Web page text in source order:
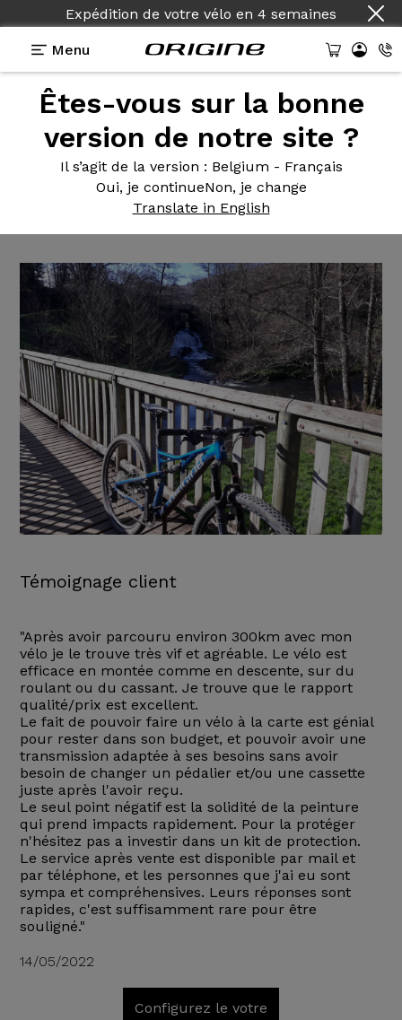
Expédition de votre vélo en 4 semaines
Menu
Êtes-vous sur la bonne
version de notre site ?
Il s’agit de la version : Belgium - Français
Oui, je continueNon, je change
Translate in English
Témoignages>Naja - Shimano SLX - Roues
Naja -Shimano SLX - Roues
Fulcrum Red Zone 500
Témoignage client
"Après avoir parcouru environ 300km avec mon
vélo je le trouve très vif et agréable. Le vélo est
efficace en montée comme en descente, sur du
roulant ou du cassant. Je trouve que le rapport
qualité/prix est excellent.
Le fait de pouvoir faire un vélo à la carte est génial
pour rester dans son budget, et pouvoir avoir une
transmission adaptée à ses besoins sans avoir
besoin de changer un pédalier et/ou une cassette
juste après l'avoir reçu.
Le seul point négatif est la solidité de la peinture
qui prend impacts rapidement. Pour la protéger
n'hésitez pas a investir dans un kit de protection.
Le service après vente est disponible par mail et
par téléphone, et les personnes que j'ai eu sont
sympa et compréhensives. Leurs réponses sont
rapides, c'est suffisamment rare pour être
souligné."
14/05/2022
Configurez le votre